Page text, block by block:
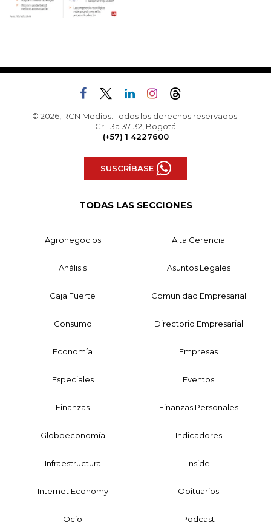
© 2026, RCN Medios. Todos los derechos reservados.
Cr. 13a 37-32, Bogotá
(+57) 1 4227600
SUSCRÍBASE
TODAS LAS SECCIONES
Agronegocios Alta Gerencia
Análisis Asuntos Legales
Caja Fuerte Comunidad Empresarial
Consumo Directorio Empresarial
Economía Empresas
Especiales Eventos
Finanzas Finanzas Personales
Globoeconomía Indicadores
Infraestructura Inside
Internet Economy Obituarios
Ocio Podcast